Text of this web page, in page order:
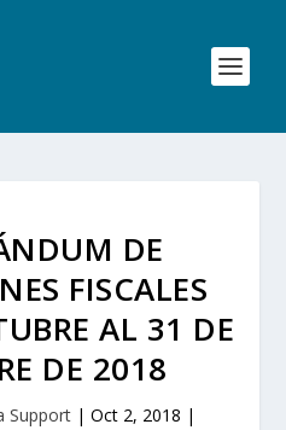
DE
FISCALES
AL 31 DE
DE 2018
Support| Oct 2, 2018 |